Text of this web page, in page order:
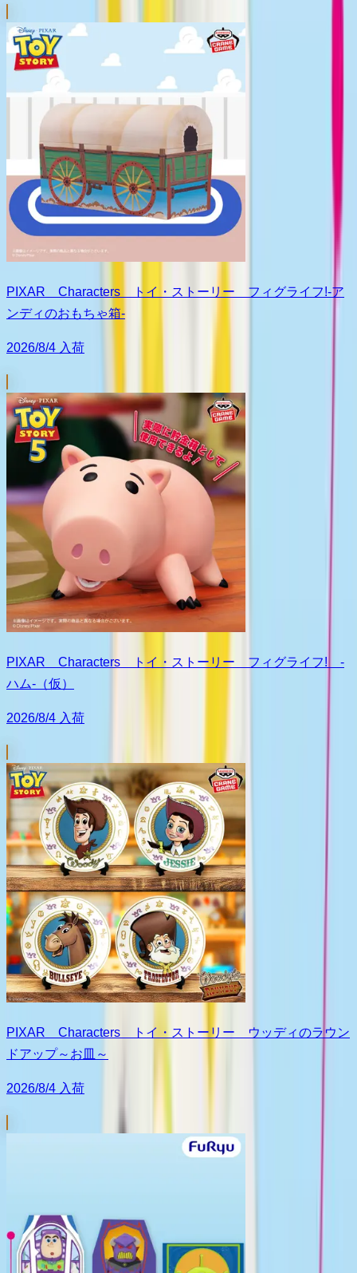
PIXAR Characters トイ・ストーリー フィグライフ!-ア
ンディのおもちゃ箱-
2026/8/4 入荷
PIXAR Characters トイ・ストーリー フィグライフ! -
ハム-（仮）
2026/8/4 入荷
PIXAR Characters トイ・ストーリー ウッディのラウン
ドアップ～お皿～
2026/8/4 入荷